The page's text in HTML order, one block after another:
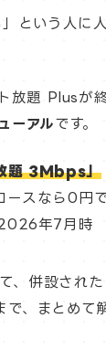
という人に人
放題 Plusが
ーアルです。
題 3Mbps」
ースなら0円
年7月時
、併設された
、まとめて